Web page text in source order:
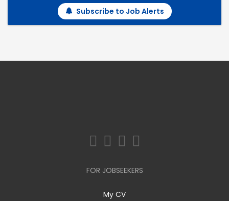
Subscribe to Job Alerts
FOR JOBSEEKERS
My CV